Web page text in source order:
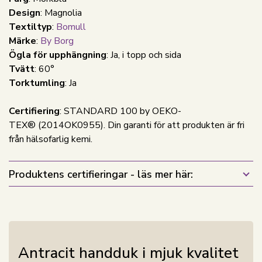
Design: Magnolia
Textiltyp: Bomull
Märke: By Borg
Ögla för upphängning: Ja, i topp och sida
Tvätt: 60°
Torktumling: Ja
Certifiering: STANDARD 100 by OEKO-
TEX® (2014OK0955). Din garanti för att produkten är fri
från hälsofarlig kemi.
Produktens certifieringar - läs mer här:
Antracit handduk i mjuk kvalitet